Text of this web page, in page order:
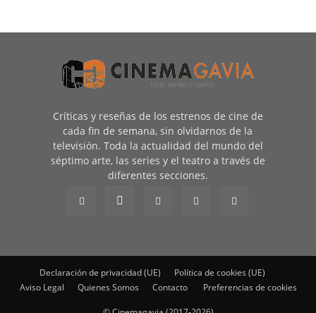
Críticas y reseñas de los estrenos de cine de
cada fin de semana, sin olvidarnos de la
televisión. Toda la actualidad del mundo del
séptimo arte, las series y el teatro a través de
diferentes secciones.
Declaración de privacidad (UE)
Política de cookies (UE)
Aviso Legal
Quienes Somos Contacto Preferencias de cookies